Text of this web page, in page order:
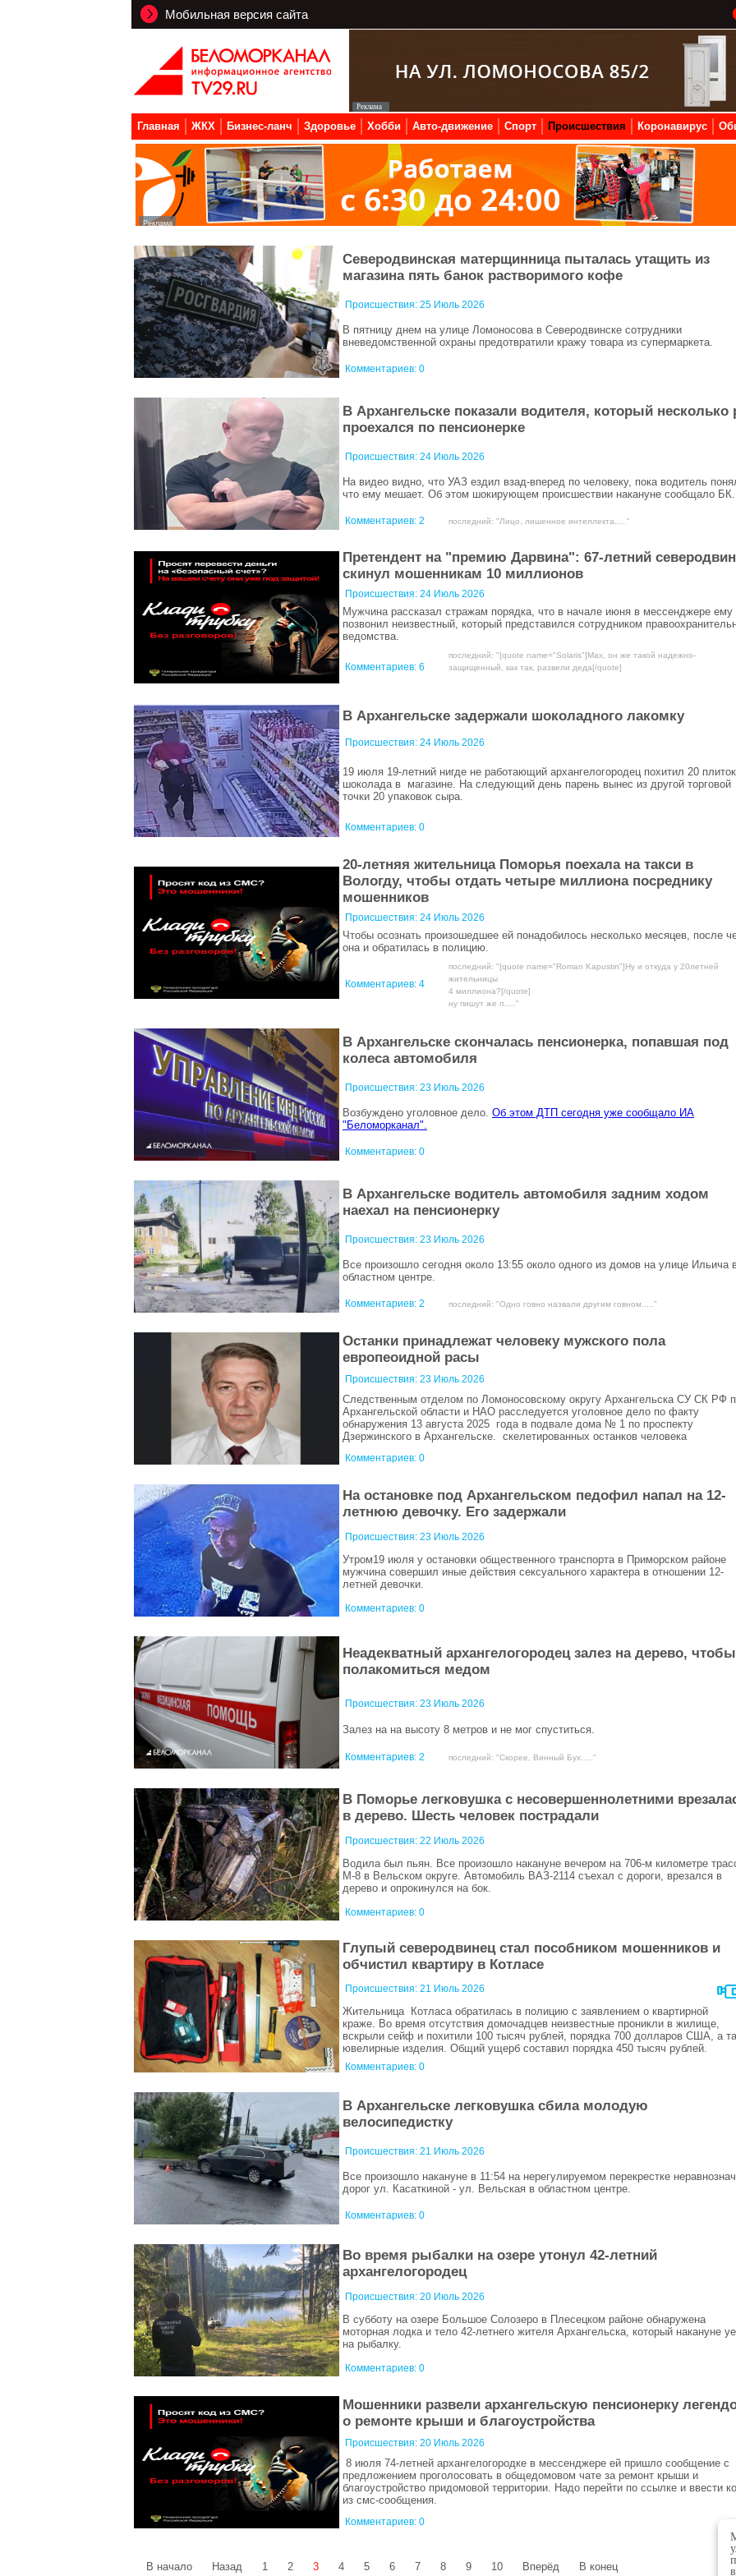
Мобильная версия сайта
Главная ЖКХ Бизнес-ланч Здоровье Хобби Авто-движение Спорт Происшествия Коронавирус
Северодвинская матерщинница пыталась утащить из
магазина пять банок растворимого кофе
Происшествия: 25 Июль 2026
В пятницу днем на улице Ломоносова в Северодвинске сотрудники
вневедомственной охраны предотвратили кражу товара из супермаркета.
Комментариев: 0
В Архангельске показали водителя, который несколько
проехался по пенсионерке
Происшествия: 24 Июль 2026
На видео видно, что УАЗ ездил взад-вперед по человеку, пока водитель
что ему мешает. Об этом шокирующем происшествии накануне сообщало БК.
Комментариев: 2 последний: "Лицо, лишенное интеллекта....."
Претендент на "премию Дарвина": 67-летний
скинул мошенникам 10 миллионов
Происшествия: 24 Июль 2026
Мужчина рассказал стражам порядка, что в начале июня в мессенджере ему
позвонил неизвестный, который представился сотрудником
ведомства.
Комментариев: 6
последний: "[quote name="Solaris"]Мах, он же такой надежно-
защищенный, как так, развели деда[/quote]
В Архангельске задержали шоколадного лакомку
Происшествия: 24 Июль 2026
19 июля 19-летний нигде не работающий архангелогородец похитил 20 плиток
шоколада в магазине. На следующий день парень вынес из другой торговой
точки 20 упаковок сыра.
Комментариев: 0
20-летняя жительница Поморья поехала на такси в
Вологду, чтобы отдать четыре миллиона посреднику
мошенников
Происшествия: 24 Июль 2026
Чтобы осознать произошедшее ей понадобилось несколько месяцев, после
она и обратилась в полицию.
Комментариев: 4
последний: "[quote name="Roman Kapustin"]Ну и откуда у 20летней
жительницы
4 миллиона?[/quote]
ну пишут же п....."
В Архангельске скончалась пенсионерка, попавшая под
колеса автомобиля
Происшествия: 23 Июль 2026
Возбуждено уголовное дело. Об этом ДТП сегодня уже сообщало ИА
"Беломорканал".
Комментариев: 0
В Архангельске водитель автомобиля задним ходом
наехал на пенсионерку
Происшествия: 23 Июль 2026
Все произошло сегодня около 13:55 около одного из домов на улице Ильича
областном центре.
Комментариев: 2 последний: "Одно говно назвали другим говном....."
Останки принадлежат человеку мужского пола
европеоидной расы
Происшествия: 23 Июль 2026
Следственным отделом по Ломоносовскому округу Архангельска СУ СК РФ
Архангельской области и НАО расследуется уголовное дело по факту
обнаружения 13 августа 2025 года в подвале дома № 1 по проспекту
Дзержинского в Архангельске. скелетированных останков человека
Комментариев: 0
На остановке под Архангельском педофил напал на 12-
летнюю девочку. Его задержали
Происшествия: 23 Июль 2026
Утром19 июля у остановки общественного транспорта в Приморском районе
мужчина совершил иные действия сексуального характера в отношении 12-
летней девочки.
Комментариев: 0
Неадекватный архангелогородец залез на дерево, чтобы
полакомиться медом
Происшествия: 23 Июль 2026
Залез на на высоту 8 метров и не мог спуститься.
Комментариев: 2 последний: "Скорее, Винный Бух....."
В Поморье легковушка с несовершеннолетними
в дерево. Шесть человек пострадали
Происшествия: 22 Июль 2026
Водила был пьян. Все произошло накануне вечером на 706-м километре
М-8 в Вельском округе. Автомобиль ВАЗ-2114 съехал с дороги, врезался в
дерево и опрокинулся на бок.
Комментариев: 0
Глупый северодвинец стал пособником мошенников и
обчистил квартиру в Котласе
Происшествия: 21 Июль 2026
Жительница Котласа обратилась в полицию с заявлением о квартирной
краже. Во время отсутствия домочадцев неизвестные проникли в жилище,
вскрыли сейф и похитили 100 тысяч рублей, порядка 700 долларов США, а
ювелирные изделия. Общий ущерб составил порядка 450 тысяч рублей.
Комментариев: 0
В Архангельске легковушка сбила молодую
велосипедистку
Происшествия: 21 Июль 2026
Все произошло накануне в 11:54 на нерегулируемом перекрестке
дорог ул. Касаткиной - ул. Вельская в областном центре.
Комментариев: 0
Во время рыбалки на озере утонул 42-летний
архангелогородец
Происшествия: 20 Июль 2026
В субботу на озере Большое Солозеро в Плесецком районе обнаружена
моторная лодка и тело 42-летнего жителя Архангельска, который накануне
на рыбалку.
Комментариев: 0
Мошенники развели архангельскую пенсионерку
о ремонте крыши и благоустройства
Происшествия: 20 Июль 2026
8 июля 74-летней архангелогородке в мессенджере ей пришло сообщение с
предложением проголосовать в общедомовом чате за ремонт крыши и
благоустройство придомовой территории. Надо перейти по ссылке и ввести
из смс-сообщения.
Комментариев: 0
В начало Назад 1 2 3 4 5 6 7 8 9 10 Вперёд В конец